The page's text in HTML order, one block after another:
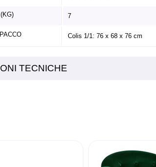
7
Colis 1/1: 76 x 68 x 76 cm
TECNICHE